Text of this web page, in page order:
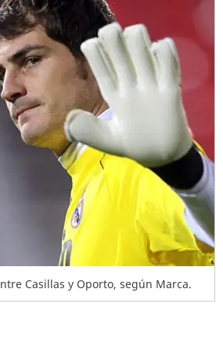
Casillas y Oporto, según Marca.